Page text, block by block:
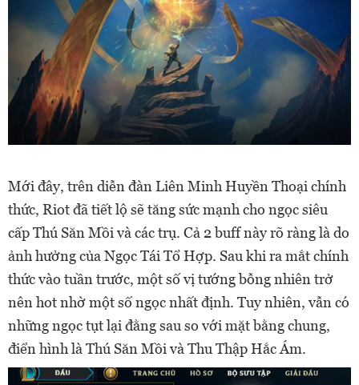
Mới đây, trên diễn đàn Liên Minh Huyền Thoại chính
thức, Riot đã tiết lộ sẽ tăng sức mạnh cho ngọc siêu
cấp Thú Săn Mồi và các trụ. Cả 2 buff này rõ ràng là do
ảnh hưởng của Ngọc Tái Tổ Hợp. Sau khi ra mắt chính
thức vào tuần trước, một số vị tướng bỗng nhiên trở
nên hot nhờ một số ngọc nhất định. Tuy nhiên, vẫn có
những ngọc tụt lại đằng sau so với mặt bằng chung,
điển hình là Thú Săn Mồi và Thu Thập Hắc Ám.